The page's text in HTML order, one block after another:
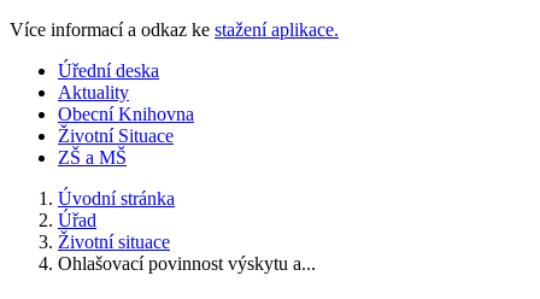
Více informací a odkaz ke stažení aplikace.
Úřední deska
Aktuality
Obecní Knihovna
Životní Situace
ZŠ a MŠ
Úvodní stránka
Úřad
Životní situace
Ohlašovací povinnost výskytu a...